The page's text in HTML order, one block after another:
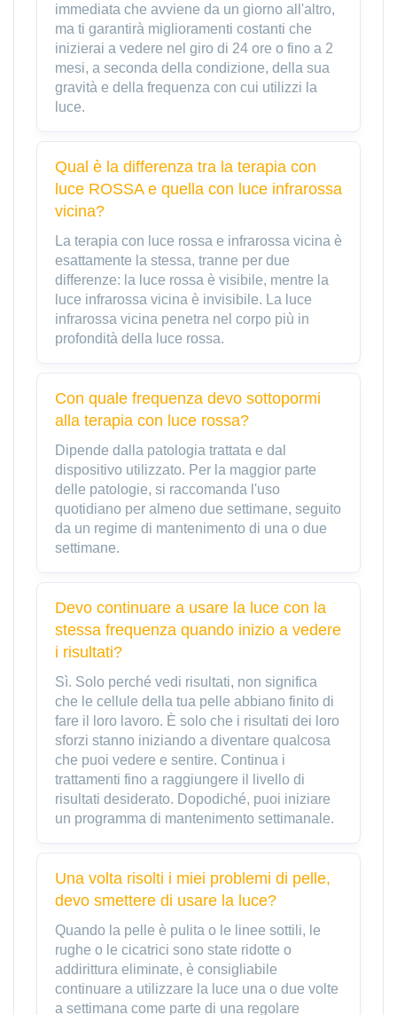
immediata che avviene da un giorno all'altro,
ma ti garantirà miglioramenti costanti che
inizierai a vedere nel giro di 24 ore o fino a 2
mesi, a seconda della condizione, della sua
gravità e della frequenza con cui utilizzi la
luce.
Qual è la differenza tra la terapia con
luce ROSSA e quella con luce infrarossa
vicina?
La terapia con luce rossa e infrarossa vicina è
esattamente la stessa, tranne per due
differenze: la luce rossa è visibile, mentre la
luce infrarossa vicina è invisibile. La luce
infrarossa vicina penetra nel corpo più in
profondità della luce rossa.
Con quale frequenza devo sottopormi
alla terapia con luce rossa?
Dipende dalla patologia trattata e dal
dispositivo utilizzato. Per la maggior parte
delle patologie, si raccomanda l'uso
quotidiano per almeno due settimane, seguito
da un regime di mantenimento di una o due
settimane.
Devo continuare a usare la luce con la
stessa frequenza quando inizio a vedere
i risultati?
Sì. Solo perché vedi risultati, non significa
che le cellule della tua pelle abbiano finito di
fare il loro lavoro. È solo che i risultati dei loro
sforzi stanno iniziando a diventare qualcosa
che puoi vedere e sentire. Continua i
trattamenti fino a raggiungere il livello di
risultati desiderato. Dopodiché, puoi iniziare
un programma di mantenimento settimanale.
Una volta risolti i miei problemi di pelle,
devo smettere di usare la luce?
Quando la pelle è pulita o le linee sottili, le
rughe o le cicatrici sono state ridotte o
addirittura eliminate, è consigliabile
continuare a utilizzare la luce una o due volte
a settimana come parte di una regolare